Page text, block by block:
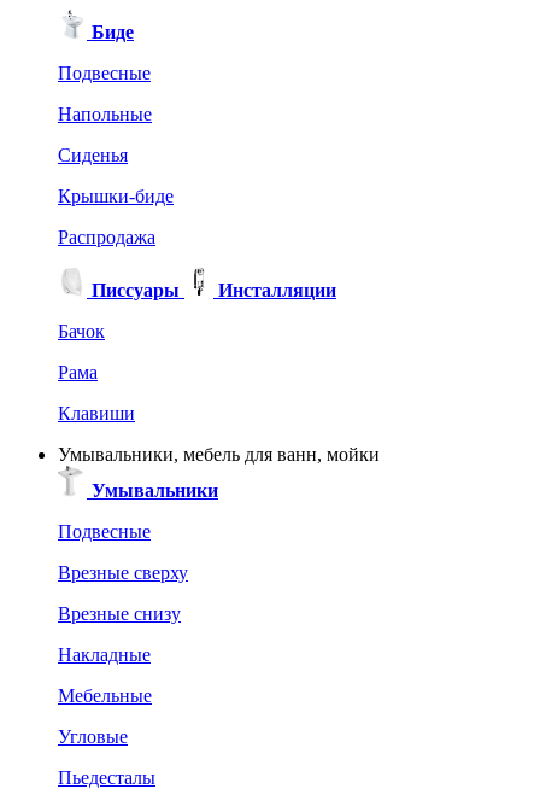
Биде
Подвесные
Напольные
Сиденья
Крышки-биде
Распродажа
Писсуары
Инсталляции
Бачок
Рама
Клавиши
Умывальники, мебель для ванн, мойки
Умывальники
Подвесные
Врезные сверху
Врезные снизу
Накладные
Мебельные
Угловые
Пьедесталы